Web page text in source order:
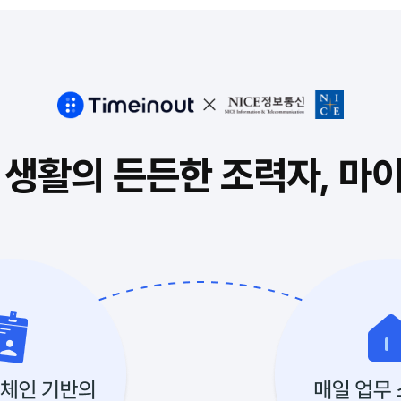
활의 든든한 조력자, 마